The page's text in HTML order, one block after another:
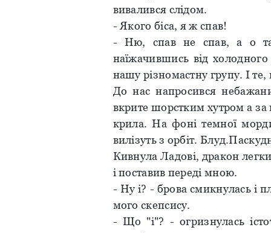
вивалився слідом.
- Якого біса, я ж спав!
- Ню, спав не спав, а о
наїжачившись від
нашу різномастну групу. І
До нас напросився
вкрите шорстким хутром а
крила. На фоні темної
вилізуть з орбіт.
Кивнула Ладові, дракон
і поставив переді мною.
- Ну і? - брова смикнулась і
мого скепсису.
- Що "і"? - огризнулась